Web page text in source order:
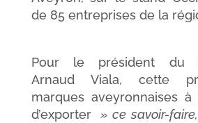
de 85 entreprises de la
Pour le président du
Arnaud Viala, cette
marques aveyronnaises à
d’exporter
» ce savoir-